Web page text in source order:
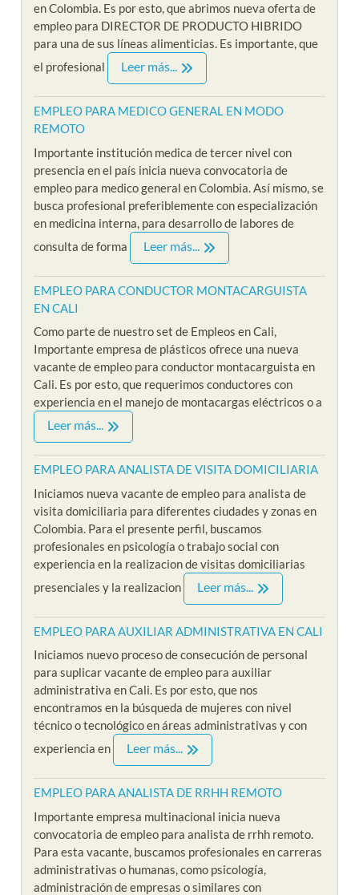
en Colombia. Es por esto, que abrimos nueva oferta de
empleo para DIRECTOR DE PRODUCTO HIBRIDO
para una de sus líneas alimenticias. Es importante, que
el profesional
Leer más...
EMPLEO PARA MEDICO GENERAL EN MODO
REMOTO
Importante institución medica de tercer nivel con
presencia en el país inicia nueva convocatoria de
empleo para medico general en Colombia. Así mismo, se
busca profesional preferiblemente con especialización
en medicina interna, para desarrollo de labores de
consulta de forma
Leer más...
EMPLEO PARA CONDUCTOR MONTACARGUISTA
EN CALI
Como parte de nuestro set de Empleos en Cali,
Importante empresa de plásticos ofrece una nueva
vacante de empleo para conductor montacarguista en
Cali. Es por esto, que requerimos conductores con
experiencia en el manejo de montacargas eléctricos o a
Leer más...
EMPLEO PARA ANALISTA DE VISITA DOMICILIARIA
Iniciamos nueva vacante de empleo para analista de
visita domiciliaria para diferentes ciudades y zonas en
Colombia. Para el presente perfil, buscamos
profesionales en psicología o trabajo social con
experiencia en la realizacion de visitas domiciliarias
presenciales y la realizacion
Leer más...
EMPLEO PARA AUXILIAR ADMINISTRATIVA EN CALI
Iniciamos nuevo proceso de consecución de personal
para suplicar vacante de empleo para auxiliar
administrativa en Cali. Es por esto, que nos
encontramos en la búsqueda de mujeres con nivel
técnico o tecnológico en áreas administrativas y con
experiencia en
Leer más...
EMPLEO PARA ANALISTA DE RRHH REMOTO
Importante empresa multinacional inicia nueva
convocatoria de empleo para analista de rrhh remoto.
Para esta vacante, buscamos profesionales en carreras
administrativas o humanas, como psicología,
administración de empresas o similares con